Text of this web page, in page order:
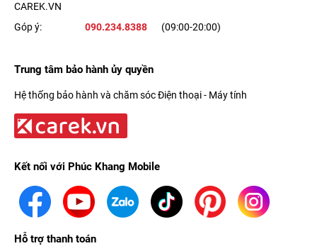
luyện tập trên mẫu Apple Watch 2020 sẽ giúp việc luyện
tập của bạn hiểu quả hơn. Nó hỗ trợ hầu hết các môn thể thao,
từ chạy bộ, yoga và đạp xe cho đến bất cứ nội dung tập luyện
nào bạn thích.
CAREK.VN
Góp ý: 090.234.8388 (09:00-20:00)
Trung tâm bảo hành ủy quyền
Hệ thống bảo hành và chăm sóc Điện thoại - Máy tính
Kết nối với Phúc Khang Mobile
Hỗ trợ thanh toán